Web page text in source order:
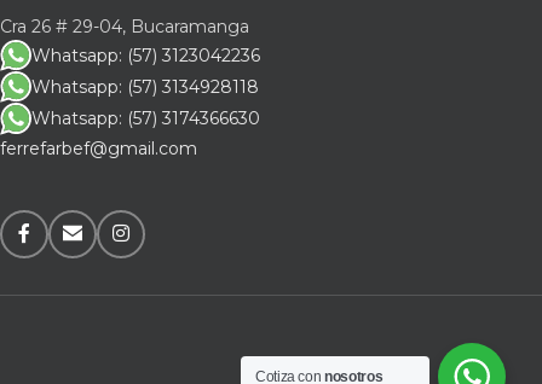
Cra 26 # 29-04, Bucaramanga
Whatsapp: (57) 3123042236
Whatsapp: (57) 3134928118
Whatsapp: (57) 3174366630
ferrefarbef@gmail.com
Cotiza connosotros